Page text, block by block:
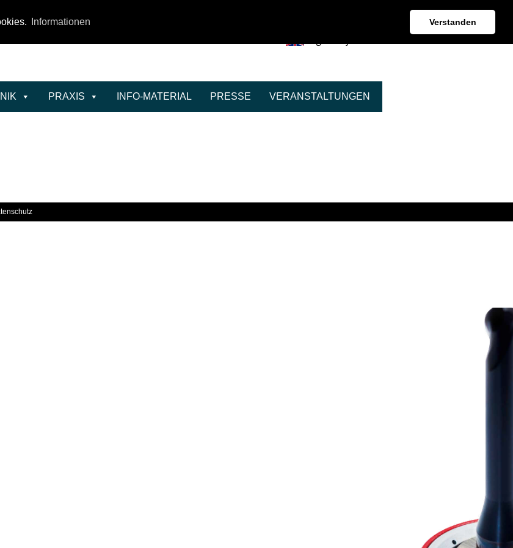
Informationen Verstanden
PRAXIS INFO-MATERIAL PRESSE VERANSTALTUNGEN